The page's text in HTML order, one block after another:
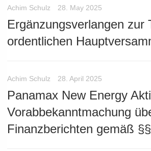
Achim Schulz 28. May 2025
Ergänzungsverlangen zur
ordentlichen
Achim Schulz 28. April 2025
Panamax New Energy
Vorabbekanntmachung
Finanzberichten gemäß